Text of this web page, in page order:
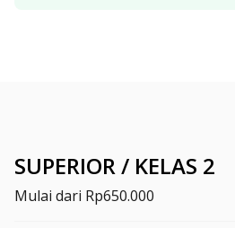
SUPERIOR / KELAS 2
Mulai dari Rp650.000